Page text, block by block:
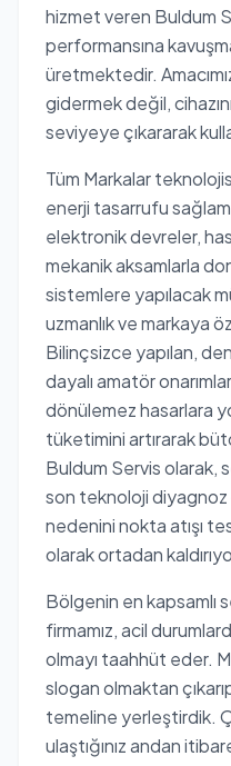
hizmet veren Buldum
performansına
üretmektedir.
gidermek değil,
seviyeye çıkararak
Tüm Markalar
enerji tasarrufu
elektronik devreler,
mekanik aksamlarla
sistemlere yapılacak
uzmanlık ve markaya
Bilinçsizce yapılan,
dayalı amatör
dönülemez hasarlara
tüketimini artırarak
Buldum Servis olarak,
son teknoloji diyagnoz
nedenini nokta atışı
olarak ortadan
Bölgenin en kapsamlı
firmamız, acil
olmayı taahhüt eder.
slogan olmaktan
temeline yerleştirdik.
ulaştığınız andan